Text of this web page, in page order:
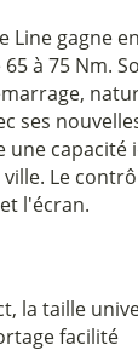
Line gagne
à 75 Nm.
ses
une capacité
Le
l'écran.
la taille
facilité